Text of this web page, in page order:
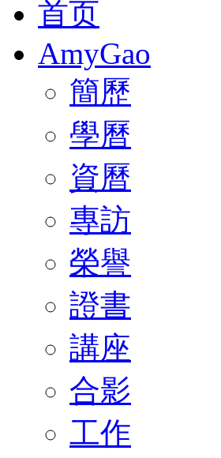
首页
AmyGao
簡歷
學曆
資曆
專訪
榮譽
證書
講座
合影
工作